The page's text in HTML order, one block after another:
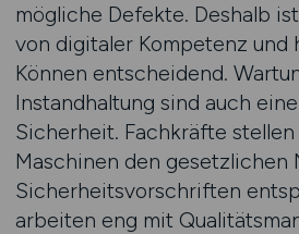
mögliche Defekte. Deshalb
von digitaler Kompetenz und
Können entscheidend.
Instandhaltung sind auch
Sicherheit. Fachkräfte stellen
Maschinen den gesetzlichen
Sicherheitsvorschriften
arbeiten eng mit